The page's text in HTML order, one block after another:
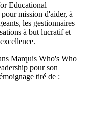
Educational
mission d'aider, à
les gestionnaires
à but lucratif et
Marquis Who's Who
pour son
tiré de :